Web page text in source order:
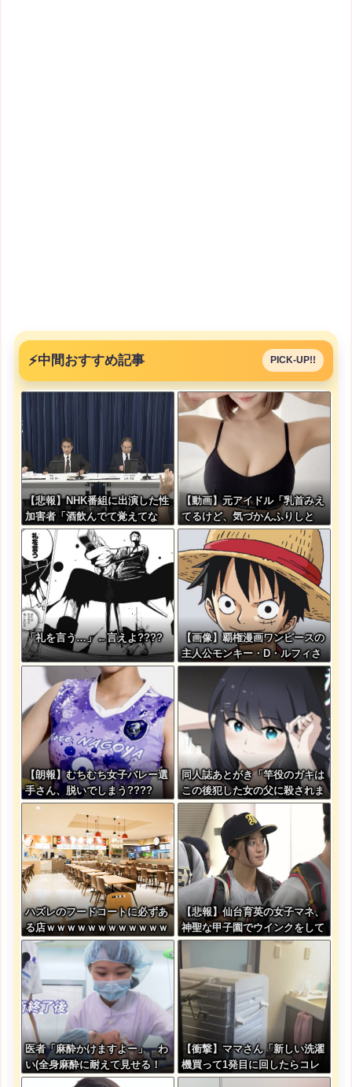
⚡中間おすすめ記事 PICK-UP!!
【悲報】NHK番組に出演した性
加害者「酒飲んでて覚えてな
い」
【動画】元アイドル「乳首みえ
てるけど、気づかんふりしと
こ」
「礼を言う…」←言えよ????
【画像】覇権漫画ワンピースの
主人公モンキー・D・ルフィさ
ん、変わり果てた姿で発見され
る・・・
【朗報】むちむち女子バレー選
手さん、脱いでしまう????
同人誌あとがき「竿役のガキは
この後犯した女の父に殺されま
す」
ハズレのフードコートに必ずあ
る店ｗｗｗｗｗｗｗｗｗｗｗｗ
【悲報】仙台育英の女子マネ、
神聖な甲子園でウインクをして
しまう
医者「麻酔かけますよー」 わ
い(全身麻酔に耐えて見せる！
うおおおおおお！！！！)
【衝撃】ママさん「新しい洗濯
機買って1発目に回したらコレ
w」